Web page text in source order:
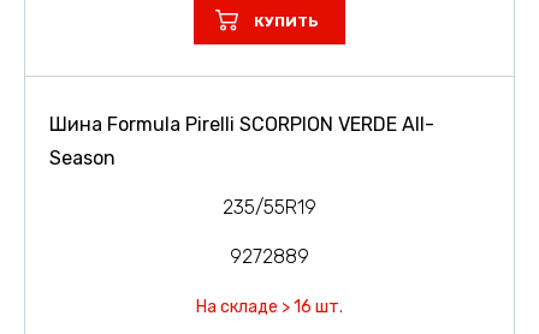
КУПИТЬ
Шина Formula Pirelli SCORPION VERDE All-
Season
235/55R19
9272889
На складе > 16 шт.